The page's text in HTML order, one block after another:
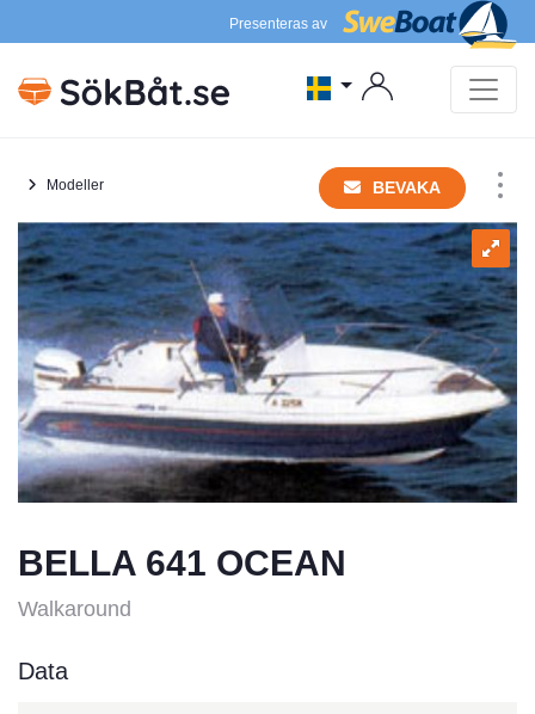
Presenteras av
Modeller BEVAKA
BELLA 641 OCEAN
Walkaround
Data